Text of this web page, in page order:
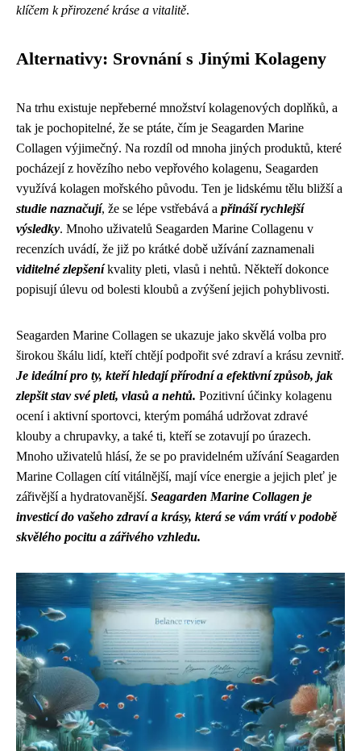
klíčem k přirozené kráse a vitalitě.
Alternativy: Srovnání s Jinými Kolageny
Na trhu existuje nepřeberné množství kolagenových doplňků, a
tak je pochopitelné, že se ptáte, čím je Seagarden Marine
Collagen výjimečný. Na rozdíl od mnoha jiných produktů, které
pocházejí z hovězího nebo vepřového kolagenu, Seagarden
využívá kolagen mořského původu. Ten je lidskému tělu bližší a
studie naznačují, že se lépe vstřebává a přináší rychlejší
výsledky. Mnoho uživatelů Seagarden Marine Collagenu v
recenzích uvádí, že již po krátké době užívání zaznamenali
viditelné zlepšeníkvality pleti, vlasů i nehtů. Někteří dokonce
popisují úlevu od bolesti kloubů a zvýšení jejich pohyblivosti.
Seagarden Marine Collagen se ukazuje jako skvělá volba pro
širokou škálu lidí, kteří chtějí podpořit své zdraví a krásu zevnitř.
Je ideální pro ty, kteří hledají přírodní a efektivní způsob, jak
zlepšit stav své pleti, vlasů a nehtů. Pozitivní účinky kolagenu
ocení i aktivní sportovci, kterým pomáhá udržovat zdravé
klouby a chrupavky, a také ti, kteří se zotavují po úrazech.
Mnoho uživatelů hlásí, že se po pravidelném užívání Seagarden
Marine Collagen cítí vitálnější, mají více energie a jejich pleť je
zářivější a hydratovanější. Seagarden Marine Collagen je
investicí do vašeho zdraví a krásy, která se vám vrátí v podobě
skvělého pocitu a zářivého vzhledu.